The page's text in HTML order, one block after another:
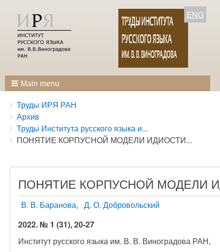
ENG
Main menu
Breadcrumbs
You
are
here:
Труды ИРЯ РАН
Архив
Труды Института русского языка и...
ПОНЯТИЕ КОРПУСНОЙ МОДЕЛИ ИДИОСТИ...
ПОНЯТИЕ КОРПУСНОЙ МОДЕЛИ
В. В. Баранова
Д. О. Добровольский
2022. № 1 (31), 20-27
Институт русского языка им. В. В. Виноградова РАН,